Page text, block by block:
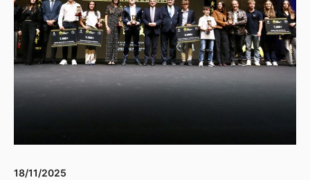
18/11/2025